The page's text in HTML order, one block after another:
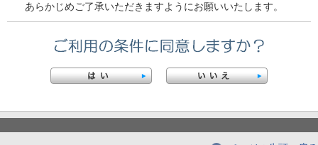
あらかじめご了承いただきますようにお願いいたします。